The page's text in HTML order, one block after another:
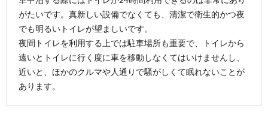
ンド
7.
「道
の
駅
塩津
道
がたいです。真新しい設備でなくても、清潔で衛生的かつ夜
でも明るいトイレが望ましいです。
夜間トイレを利用する上では駐車場所も重要で、トイレから
遠いとトイレに行く度に車を移動しなくてはいけませんし、
近いと、ほかのクルマや人通りで騒がしくて眠れないことが
あります。